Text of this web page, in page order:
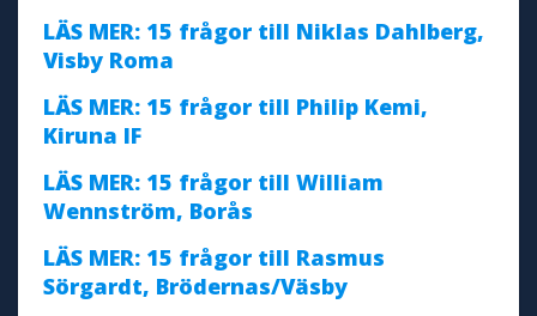
LÄS MER: 15 frågor till Niklas Dahlberg,
Visby Roma
LÄS MER: 15 frågor till Philip Kemi,
Kiruna IF
LÄS MER: 15 frågor till William
Wennström, Borås
LÄS MER: 15 frågor till Rasmus
Sörgardt, Brödernas/Väsby